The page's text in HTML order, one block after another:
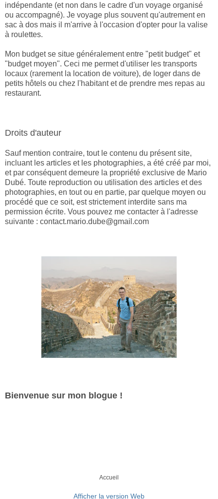
indépendante (et non dans le cadre d'un voyage organisé
ou accompagné). Je voyage plus souvent qu'autrement en
sac à dos mais il m'arrive à l'occasion d'opter pour la valise
à roulettes.
Mon budget se situe généralement entre "petit budget" et
"budget moyen". Ceci me permet d'utiliser les transports
locaux (rarement la location de voiture), de loger dans de
petits hôtels ou chez l'habitant et de prendre mes repas au
restaurant.
Droits d'auteur
Sauf mention contraire, tout le contenu du présent site,
incluant les articles et les photographies, a été créé par moi,
et par conséquent demeure la propriété exclusive de Mario
Dubé. Toute reproduction ou utilisation des articles et des
photographies, en tout ou en partie, par quelque moyen ou
procédé que ce soit, est strictement interdite sans ma
permission écrite. Vous pouvez me contacter à l'adresse
suivante : contact.mario.dube@gmail.com
Bienvenue sur mon blogue !
Accueil
Afficher la version Web